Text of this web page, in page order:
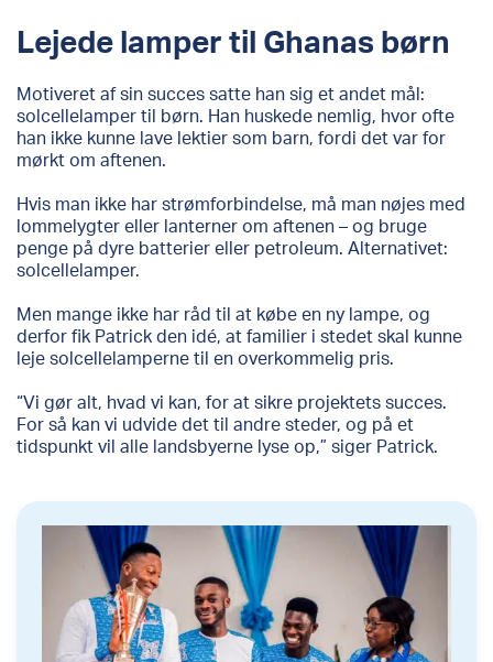
Lejede lamper til Ghanas børn
Motiveret af sin succes satte han sig et andet mål:
solcellelamper til børn. Han huskede nemlig, hvor ofte
han ikke kunne lave lektier som barn, fordi det var for
mørkt om aftenen.
Hvis man ikke har strømforbindelse, må man nøjes med
lommelygter eller lanterner om aftenen – og bruge
penge på dyre batterier eller petroleum. Alternativet:
solcellelamper.
Men mange ikke har råd til at købe en ny lampe, og
derfor fik Patrick den idé, at familier i stedet skal kunne
leje solcellelamperne til en overkommelig pris.
“Vi gør alt, hvad vi kan, for at sikre projektets succes.
For så kan vi udvide det til andre steder, og på et
tidspunkt vil alle landsbyerne lyse op,” siger Patrick.